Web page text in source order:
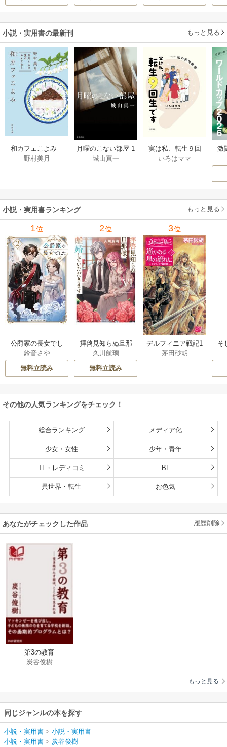
小説・実用書の最新刊 もっと見る
和カフェこよみ
五月くんの夏のお
野村美月
月曜のこない部屋 1
巻
城山真一
実は私、転生９回
生です マンガ
いろはママ
激
小説・実用書ランキング もっと見る
1位
公爵家の長女でし
た
鈴音さや
無料立読み
2位
拝啓見知らぬ旦那
様、離婚していた
だきます
久川航璃
無料立読み
3位
デルフィニア戦記1
茅田砂胡
そ
その他の人気ランキングをチェック！
総合ランキング メディア化
少女・女性 少年・青年
TL・レディコミ BL
異世界・転生 お色気
あなたがチェックした作品 履歴削除
第3の教育
炭谷俊樹
もっと見る
同じジャンルの本を探す
小説・実用書 > 小説・実用書
小説・実用書 > 炭谷俊樹